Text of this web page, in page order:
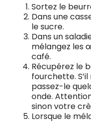
Sortez le
Dans une
le sucre.
Dans un
mélangez les
café.
Récupérez le
fourchette.
passez-le
onde.
sinon votre
Lorsque le